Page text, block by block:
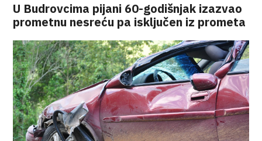
U Budrovcima pijani 60-godišnjak izazvao
prometnu nesreću pa isključen iz prometa